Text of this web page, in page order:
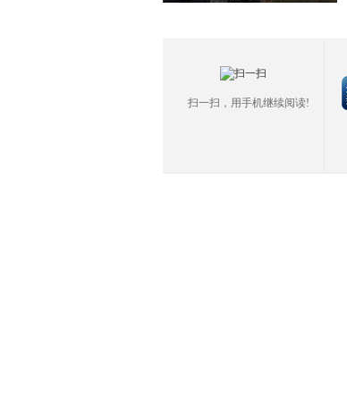
扫一扫，用手机继续阅读!